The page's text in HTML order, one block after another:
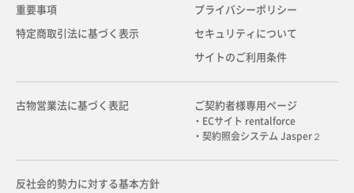
重要事項
特定商取引法に基づく表示
プライバシーポリシー
セキュリティについて
サイトのご利用条件
古物営業法に基づく表記 ご契約者様専用ページ
・ECサイト rentalforce
・契約照会システム Jasper２
反社会的勢力に対する基本方針